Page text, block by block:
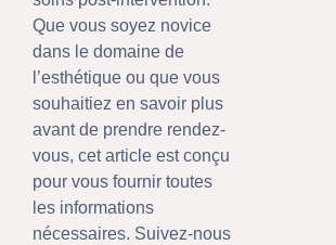
Que vous soyez novice
dans le domaine de
l’esthétique ou que vous
souhaitiez en savoir plus
avant de prendre rendez-
vous, cet article est conçu
pour vous fournir toutes
les informations
nécessaires. Suivez-nous